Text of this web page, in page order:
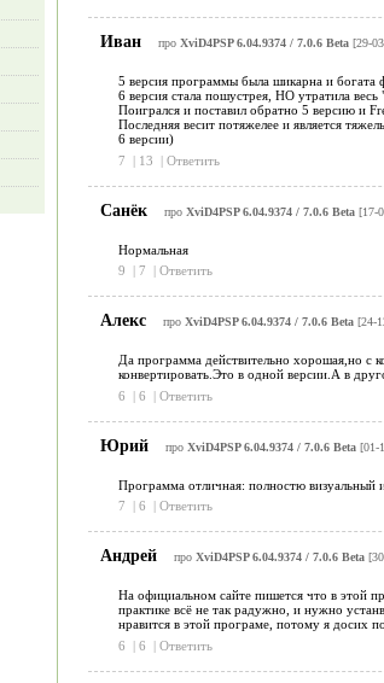
Иван про XviD4PSP 6.04.9374 / 7.0.6 Beta[29-
5 версия программы была шикарна и богата
6 версия стала пошустрея, НО утратила
Поигрался и поставил обратно 5 версию и
Последняя весит потяжелее и является
6 версии)
7
| 13 | Ответить
Санёк про XviD4PSP 6.04.9374 / 7.0.6 Beta[17-
Нормальная
9
| 7 | Ответить
Алекс про XviD4PSP 6.04.9374 / 7.0.6 Beta[24-
Да программа действительно хорошая,но с
конвертировать.Это в одной версии.А в
6
| 6 | Ответить
Юрий про XviD4PSP 6.04.9374 / 7.0.6 Beta[01-
Программа отличная: полностю визуальный
7
| 6 | Ответить
Андрей про XviD4PSP 6.04.9374 / 7.0.6 Beta
На официальном сайте пишется что в этой
практике всё не так радужно, и нужно
нравится в этой програме, потому я досих
6
| 6 | Ответить